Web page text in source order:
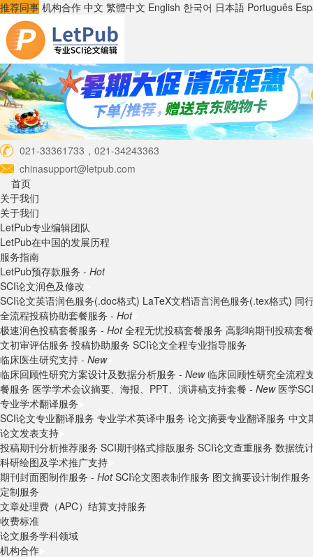
推荐同事 机构合作 中文 繁體中文 English 한국어 日本語 Português
021-33361733，021-34243363
chinasupport@letpub.com
首页
关于我们
关于我们
LetPub专业编辑团队
LetPub在中国的发展历程
服务指南
LetPub预存款服务 - Hot
SCI论文润色及修改
SCI论文英语润色服务(.doc格式) LaTeX文档语言润色服务(.tex格式) 同
全流程投稿协助套餐服务 - Hot
极速润色投稿套餐服务 - Hot 全程无忧投稿套餐服务 高影响期刊投稿套
文初审评估服务 投稿协助服务 SCI论文全程专业指导服务
临床医生研究支持 - New
临床回顾性研究方案设计及数据分析服务 - New 临床回顾性研究全流程
餐服务 医学学术会议摘要、海报、PPT、演讲稿支持套餐 - New 医学
专业学术翻译服务
SCI论文专业翻译服务 专业学术英译中服务 论文摘要专业翻译服务 中文
论文发表支持
投稿期刊分析推荐服务 SCI期刊格式排版服务 SCI论文查重服务 数据统
科研绘图及学术推广支持
期刊封面图制作服务 - Hot SCI论文图表制作服务 图文摘要设计制作服务
定制服务
文章处理费（APC）结算支持服务
收费标准
论文服务学科领域
机构合作